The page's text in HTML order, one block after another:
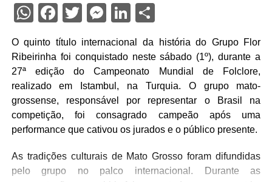
WhatsApp
Facebook
Twitter
Messenger
LinkedIn
Share
O quinto título internacional da história do Grupo Flor
Ribeirinha foi conquistado neste sábado (1º), durante a
27ª edição do Campeonato Mundial de Folclore,
realizado em Istambul, na Turquia. O grupo mato-
grossense, responsável por representar o Brasil na
competição, foi consagrado campeão após uma
performance que cativou os jurados e o público presente.
As tradições culturais de Mato Grosso foram difundidas
pelo grupo no palco internacional. Durante as